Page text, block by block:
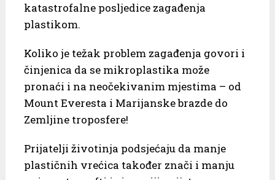
katastrofalne posljedice zagađenja
plastikom.
Koliko je težak problem zagađenja govori i
činjenica da se mikroplastika može
pronaći i na neočekivanim mjestima – od
Mount Everesta i Marijanske brazde do
Zemljine troposfere!
Prijatelji životinja podsjećaju da manje
plastičnih vrećica također znači i manju